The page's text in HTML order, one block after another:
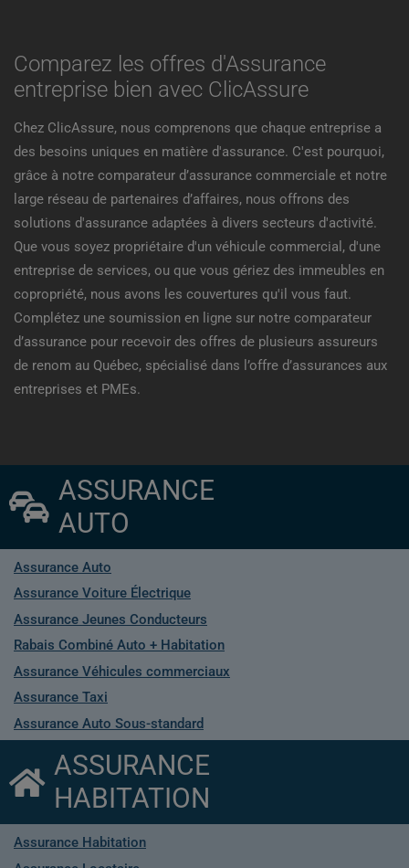
Comparez les offres d'Assurance
entreprise bien avec ClicAssure
Chez ClicAssure, nous comprenons que chaque entreprise a
des besoins uniques en matière d'assurance. C'est pourquoi,
grâce à notre comparateur d’assurance commerciale et notre
large réseau de partenaires d’affaires, nous offrons des
solutions d'assurance adaptées à divers secteurs d'activité.
Que vous soyez propriétaire d'un véhicule commercial, d'une
entreprise de services, ou que vous gériez des immeubles en
copropriété, nous avons les couvertures qu'il vous faut.
Complétez une soumission en ligne sur notre comparateur
d’assurance pour recevoir des offres de plusieurs assureurs
de renom au Québec, spécialisé dans l’offre d’assurances aux
entreprises et PMEs.
ASSURANCE
AUTO
Assurance Auto
Assurance Voiture Électrique
Assurance Jeunes Conducteurs
Rabais Combiné Auto + Habitation
Assurance Véhicules commerciaux
Assurance Taxi
Assurance Auto Sous-standard
ASSURANCE
HABITATION
Assurance Habitation